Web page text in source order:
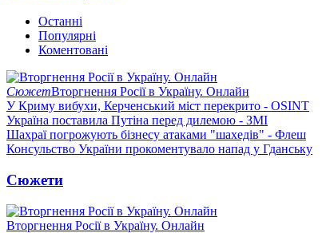
Останні
Популярні
Коментовані
СюжетВторгнення Росії в Україну. Онлайн
У Криму вибухи, Керченський міст перекрито - OSINT
Україна поставила Путіна перед дилемою - ЗМІ
Шахраї погрожують бізнесу атаками "шахедів" - Флеш
Консульство України прокоментувало напад у Гданську
Сюжети
Вторгнення Росії в Україну. Онлайн